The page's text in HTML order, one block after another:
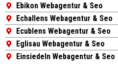
Ebikon Webagentur & Seo
Echallens Webagentur & Seo
Ecublens Webagentur & Seo
Eglisau Webagentur & Seo
Einsiedeln Webagentur & Seo